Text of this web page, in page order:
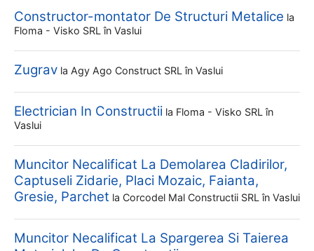
Constructor-montator De Structuri Metalice la
Floma - Visko SRL în Vaslui
Zugrav la Agy Ago Construct SRL în Vaslui
Electrician In Constructii la Floma - Visko SRL în
Vaslui
Muncitor Necalificat La Demolarea Cladirilor,
Captuseli Zidarie, Placi Mozaic, Faianta,
Gresie, Parchet la Corcodel Mal Constructii SRL în Vaslui
Muncitor Necalificat La Spargerea Si Taierea